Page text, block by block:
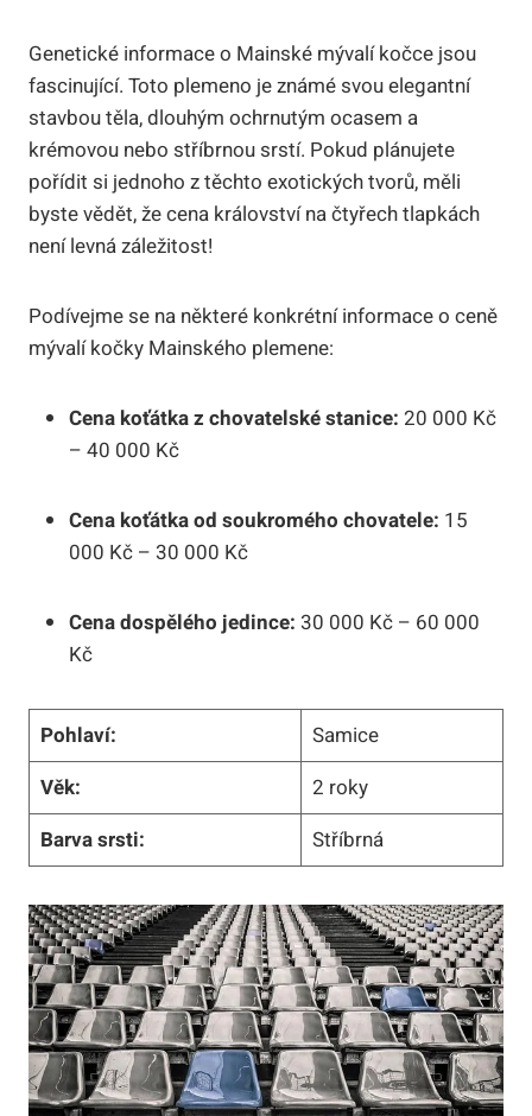
Genetické informace o Mainské mývalí kočce jsou
fascinující. Toto plemeno je známé svou elegantní
stavbou těla, dlouhým ochrnutým ocasem a
krémovou nebo stříbrnou srstí. Pokud plánujete
pořídit si jednoho z těchto exotických tvorů, měli
byste vědět, že cena království na čtyřech tlapkách
není levná záležitost!
Podívejme se na některé konkrétní informace o ceně
mývalí kočky Mainského plemene:
Cena koťátka z chovatelské stanice: 20 000 Kč
– 40 000 Kč
Cena koťátka od soukromého chovatele: 15
000 Kč – 30 000 Kč
Cena dospělého jedince: 30 000 Kč – 60 000
Kč
Pohlaví:
Samice
Věk:
2 roky
Barva srsti:
Stříbrná